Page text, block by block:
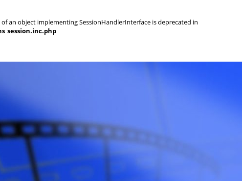
an object implementing SessionHandlerInterface is deprecated in